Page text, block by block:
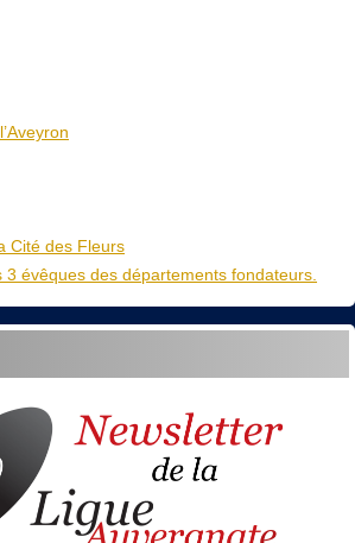
Cité des Fleurs
évêques des départements fondateurs.